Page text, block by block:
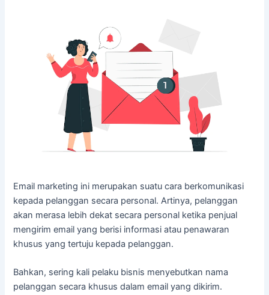
Email marketing ini merupakan suatu cara berkomunikasi
kepada pelanggan secara personal. Artinya, pelanggan
akan merasa lebih dekat secara personal ketika penjual
mengirim email yang berisi informasi atau penawaran
khusus yang tertuju kepada pelanggan.
Bahkan, sering kali pelaku bisnis menyebutkan nama
pelanggan secara khusus dalam email yang dikirim.